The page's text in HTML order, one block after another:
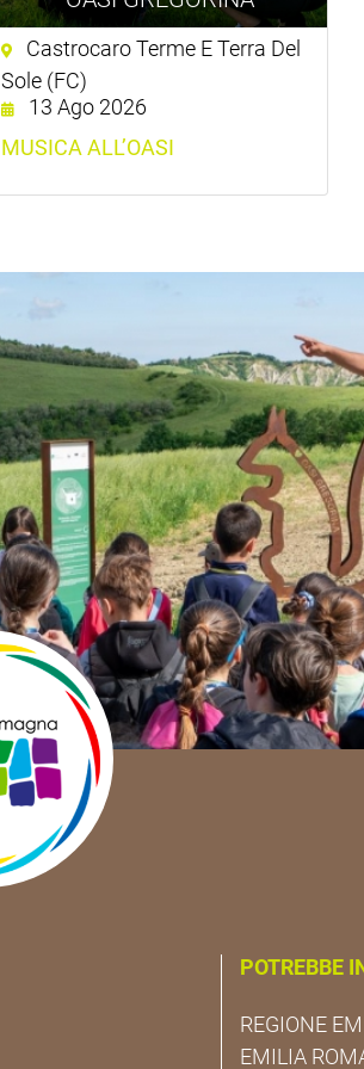
Castrocaro Terme E Terra Del
Sole (FC)
13 Ago 2026
MUSICA ALL’OASI
POTREBBE
REGIONE
EMILIA